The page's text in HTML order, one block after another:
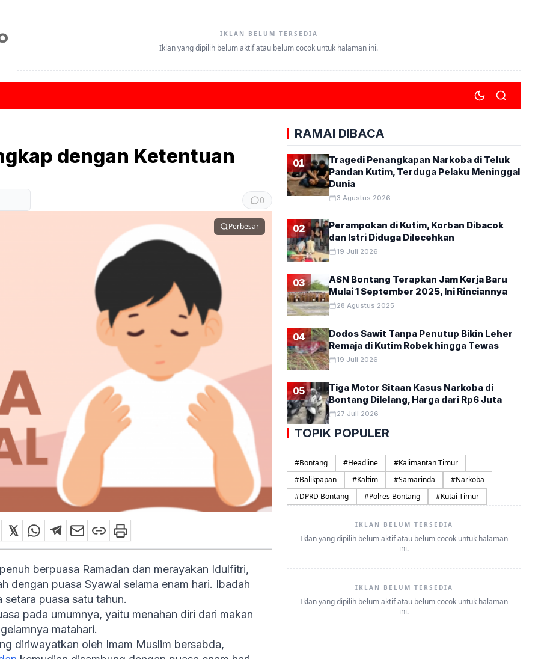
IKLAN BELUM TERSEDIA
Iklan yang dipilih belum aktif atau belum cocok untuk halaman ini.
dengan Ketentuan
0
Perbesar
berpuasa Ramadan dan merayakan Idulfitri,
dengan puasa Syawal selama enam hari. Ibadah
setara puasa satu tahun.
pada umumnya, yaitu menahan diri dari makan
matahari.
diriwayatkan oleh Imam Muslim bersabda,
RAMAI DIBACA
01
Tragedi Penangkapan Narkoba di Teluk
Pandan Kutim, Terduga Pelaku Meninggal
Dunia
3 Agustus 2026
02
Perampokan di Kutim, Korban Dibacok
dan Istri Diduga Dilecehkan
19 Juli 2026
03
ASN Bontang Terapkan Jam Kerja Baru
Mulai 1 September 2025, Ini Rinciannya
28 Agustus 2025
04
Dodos Sawit Tanpa Penutup Bikin Leher
Remaja di Kutim Robek hingga Tewas
19 Juli 2026
05
Tiga Motor Sitaan Kasus Narkoba di
Bontang Dilelang, Harga dari Rp6 Juta
27 Juli 2026
TOPIK POPULER
#Bontang #Headline #Kalimantan Timur
#Balikpapan #Kaltim #Samarinda #Narkoba
#DPRD Bontang #Polres Bontang #Kutai Timur
IKLAN BELUM TERSEDIA
Iklan yang dipilih belum aktif atau belum cocok untuk halaman
ini.
IKLAN BELUM TERSEDIA
Iklan yang dipilih belum aktif atau belum cocok untuk halaman
ini.